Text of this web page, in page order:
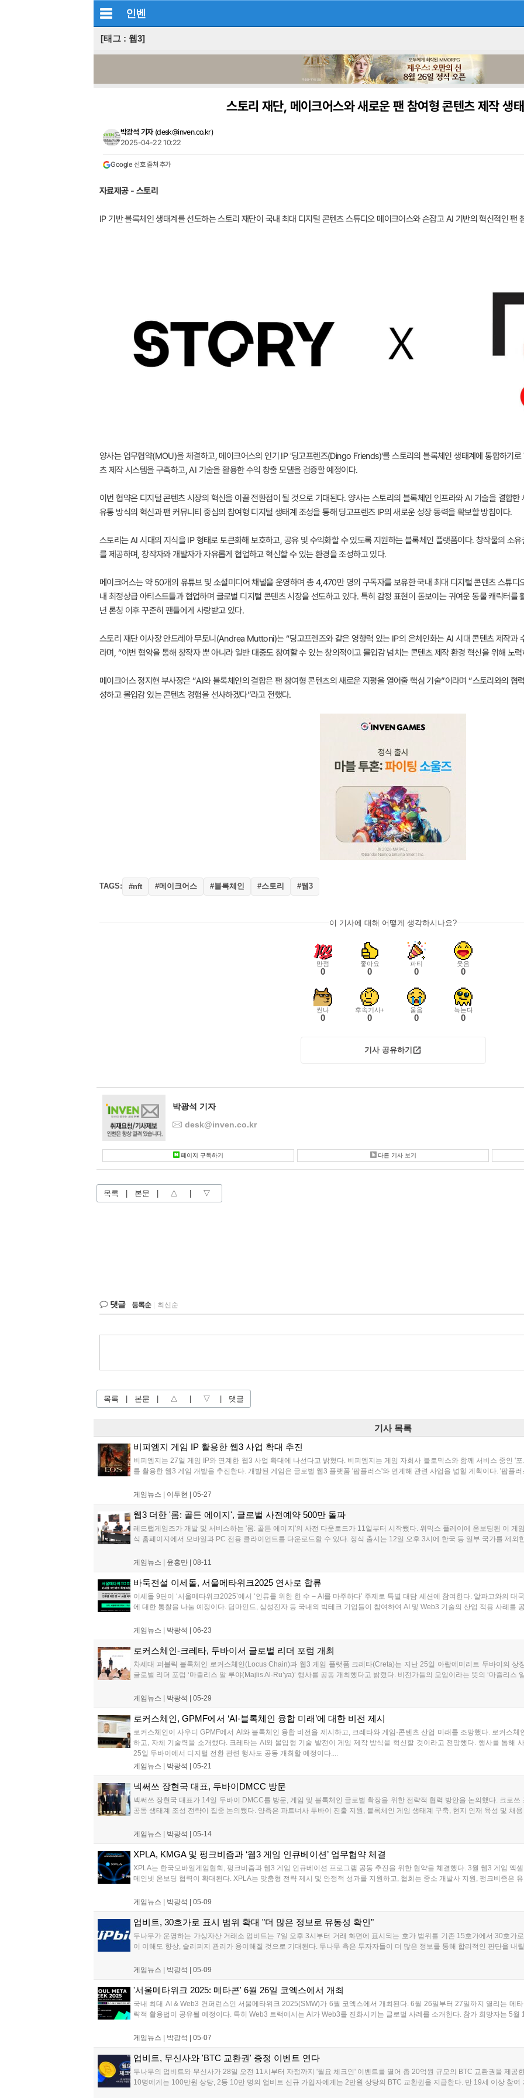
인벤
[태그 : 웹3]
스토리 재단, 메이크어스와 새로운 팬 참여형 콘텐츠 제작 생
박광석 기자 (desk@inven.co.kr)
2025-04-22 10:22
Google 선호 출처 추가
자료제공 - 스토리
IP 기반 블록체인 생태계를 선도하는 스토리 재단이 국내 최대 디지털 콘텐츠 스튜디오 메이크어스와 손잡고 AI 기반의 혁신적인 팬
양사는 업무협약(MOU)을 체결하고, 메이크어스의 인기 IP '딩고프렌즈(Dingo Friends)'를 스토리의 블록체인 생태계에 통합하기
츠 제작 시스템을 구축하고, AI 기술을 활용한 수익 창출 모델을 검증할 예정이다.
이번 협약은 디지털 콘텐츠 시장의 혁신을 이끌 전환점이 될 것으로 기대된다. 양사는 스토리의 블록체인 인프라와 AI 기술을 결합한
유통 방식의 혁신과 팬 커뮤니티 중심의 참여형 디지털 생태계 조성을 통해 딩고프렌즈 IP의 새로운 성장 동력을 확보할 방침이다.
스토리는 AI 시대의 지식을 IP 형태로 토큰화해 보호하고, 공유 및 수익화할 수 있도록 지원하는 블록체인 플랫폼이다. 창작물의 소
를 제공하며, 창작자와 개발자가 자유롭게 협업하고 혁신할 수 있는 환경을 조성하고 있다.
메이크어스는 약 50개의 유튜브 및 소셜미디어 채널을 운영하며 총 4,470만 명의 구독자를 보유한 국내 최대 디지털 콘텐츠 스튜디
내 최정상급 아티스트들과 협업하며 글로벌 디지털 콘텐츠 시장을 선도하고 있다. 특히 감정 표현이 돋보이는 귀여운 동물 캐릭터
년 론칭 이후 꾸준히 팬들에게 사랑받고 있다.
스토리 재단 이사장 안드레아 무토니(Andrea Muttoni)는 “딩고프렌즈와 같은 영향력 있는 IP의 온체인화는 AI 시대 콘텐츠 제작과
라며, “이번 협약을 통해 창작자 뿐 아니라 일반 대중도 참여할 수 있는 창의적이고 몰입감 넘치는 콘텐츠 제작 환경 혁신을 위해 노
메이크어스 정지현 부사장은 “AI와 블록체인의 결합은 팬 참여형 콘텐츠의 새로운 지평을 열어줄 핵심 기술”이라며 “스토리와의 협
성하고 몰입감 있는 콘텐츠 경험을 선사하겠다”라고 전했다.
TAGS: #nft #메이크어스 #블록체인 #스토리 #웹3
이 기사에 대해 어떻게 생각하시나요?
만점
0
좋아요
0
파티
0
웃음
0
씬나
0
후속기사+
0
울음
0
녹는다
0
기사 공유하기
박광석 기자
desk@inven.co.kr
페이지 구독하기 다른 기사 보기
목록 | 본문 | △ | ▽
댓글 등록순 최신순
목록 | 본문 | △ | ▽ | 댓글
기사 목록
비피엠지 게임 IP 활용한 웹3 사업 확대 추진
비피엠지는 27일 게임 IP와 연계한 웹3 사업 확대에 나선다고 밝혔다. 비피엠지는 게임 자회사 블로믹스와 함께 서비스 중인 '
를 활용한 웹3 게임 개발을 추진한다. 개발된 게임은 글로벌 웹3 플랫폼 '팝플러스'와 연계해 관련 사업을 넓힐 계획이다. '팝플러
게임뉴스 | 이두현 | 05-27
웹3 더한 '롬: 골든 에이지', 글로벌 사전예약 500만 돌파
레드랩게임즈가 개발 및 서비스하는 '롬: 골든 에이지'의 사전 다운로드가 11일부터 시작됐다. 위믹스 플레이에 온보딩된 이 게
식 홈페이지에서 모바일과 PC 전용 클라이언트를 다운로드할 수 있다. 정식 출시는 12일 오후 3시에 한국 등 일부 국가를 제외
게임뉴스 | 윤홍만 | 08-11
바둑전설 이세돌, 서울메타위크2025 연사로 합류
이세돌 9단이 ‘서울메타위크2025’에서 ‘인류를 위한 한 수 – AI를 마주하다’ 주제로 특별 대담 세션에 참여한다. 알파고와의
에 대한 통찰을 나눌 예정이다. 딥마인드, 삼성전자 등 국내외 빅테크 기업들이 참여하여 AI 및 Web3 기술의 산업 적용 사례를
게임뉴스 | 박광석 | 06-23
로커스체인-크레타, 두바이서 글로벌 리더 포럼 개최
차세대 퍼블릭 블록체인 로커스체인(Locus Chain)과 웹3 게임 플랫폼 크레타(Creta)는 지난 25일 아랍에미리트 두바이의 상
글로벌 리더 포럼 ‘마즐리스 알 루야(Majlis Al-Ru’ya)’ 행사를 공동 개최했다고 밝혔다. 비전가들의 모임이라는 뜻의 ‘마즐리스 알
게임뉴스 | 박광석 | 05-29
로커스체인, GPMF에서 ‘AI-블록체인 융합 미래’에 대한 비전 제시
로커스체인이 사우디 GPMF에서 AI와 블록체인 융합 비전을 제시하고, 크레타와 게임·콘텐츠 산업 미래를 조망했다. 로커스
하고, 자체 기술력을 소개했다. 크레타는 AI와 몰입형 기술 발전이 게임 제작 방식을 혁신할 것이라고 전망했다. 행사를 통해
25일 두바이에서 디지털 전환 관련 행사도 공동 개최할 예정이다....
게임뉴스 | 박광석 | 05-21
넥써쓰 장현국 대표, 두바이DMCC 방문
넥써쓰 장현국 대표가 14일 두바이 DMCC를 방문, 게임 및 블록체인 글로벌 확장을 위한 전략적 협력 방안을 논의했다. 크로
공동 생태계 조성 전략이 집중 논의됐다. 양측은 파트너사 두바이 진출 지원, 블록체인 게임 생태계 구축, 현지 인재 육성 및 채
게임뉴스 | 박광석 | 05-14
XPLA, KMGA 및 펑크비즘과 ‘웹3 게임 인큐베이션’ 업무협약 체결
XPLA는 한국모바일게임협회, 펑크비즘과 웹3 게임 인큐베이션 프로그램 공동 추진을 위한 협약을 체결했다. 3월 웹3 게임 엑
메인넷 온보딩 협력이 확대된다. XPLA는 맞춤형 전략 제시 및 안정적 성과를 지원하고, 협회는 중소 개발사 지원, 펑크비즘은 유
게임뉴스 | 박광석 | 05-09
업비트, 30호가로 표시 범위 확대 "더 많은 정보로 유동성 확인"
두나무가 운영하는 가상자산 거래소 업비트는 7일 오후 3시부터 거래 화면에 표시되는 호가 범위를 기존 15호가에서 30호가
이 이해도 향상, 슬리피지 관리가 용이해질 것으로 기대된다. 두나무 측은 투자자들이 더 많은 정보를 통해 합리적인 판단을 내
게임뉴스 | 박광석 | 05-09
'서울메타위크 2025: 메타콘' 6월 26일 코엑스에서 개최
국내 최대 AI & Web3 컨퍼런스인 서울메타위크 2025(SMW)가 6월 코엑스에서 개최된다. 6월 26일부터 27일까지 열리는 메
략적 활용법이 공유될 예정이다. 특히 Web3 트랙에서는 AI가 Web3를 진화시키는 글로벌 사례를 소개한다. 참가 희망자는 5월
게임뉴스 | 박광석 | 05-07
업비트, 무신사와 'BTC 교환권' 증정 이벤트 연다
두나무의 업비트와 무신사가 28일 오전 11시부터 자정까지 '월요 체크인' 이벤트를 열어 총 20억원 규모의 BTC 교환권을 제공
10명에게는 100만원 상당, 2등 10만 명의 업비트 신규 가입자에게는 2만원 상당의 BTC 교환권을 지급한다. 만 19세 이상 참여